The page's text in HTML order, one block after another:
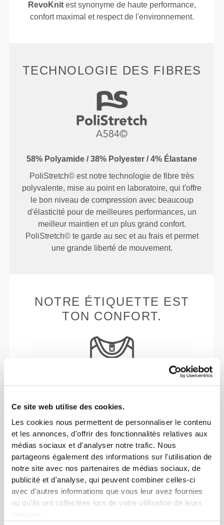
Ce site web utilise des cookies.
Les cookies nous permettent de personnaliser le contenu
et les annonces, d'offrir des fonctionnalités relatives aux
médias sociaux et d'analyser notre trafic. Nous
partageons également des informations sur l'utilisation de
notre site avec nos partenaires de médias sociaux, de
publicité et d'analyse, qui peuvent combiner celles-ci
avec d'autres informations que vous leur avez fournies
ou qu'ils ont collectées lors de votre utilisation de leurs
RevoKnitest synonyme de haute performance,
confort maximal et respect de l'environnement.
TECHNOLOGIE DES FIBRES
58% Polyamide / 38% Polyester / 4% Élastane
PoliStretch© est notre technologie de fibre très
polyvalente, mise au point en laboratoire, qui t'offre
le bon niveau de compression avec beaucoup
d'élasticité pour de meilleures performances, un
meilleur maintien et un plus grand confort.
PoliStretch© te garde au sec et au frais et permet
une grande liberté de mouvement.
NOTRE ÉTIQUETTE EST
TON CONFORT.
avons opté pour une approche qui laisse une réelle
empreinte sur nos vêtements : le sans coutures !
L'absence d'étiquettes cousues vient renforcer la
sensation de confort en évitant les frottements
contre la peau.
CONSEILS POUR LES TAILLES